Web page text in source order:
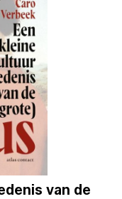
van de